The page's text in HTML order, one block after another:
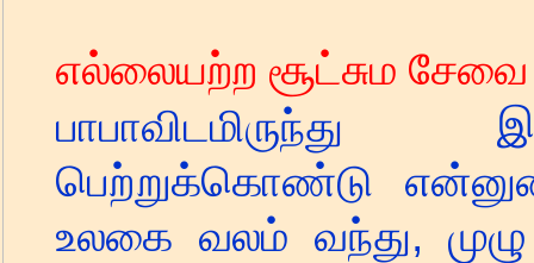
எல்லையற்ற சூட்சும சேவை
பெற்றுக்கொண்டு
உலகை வலம் வந்து,